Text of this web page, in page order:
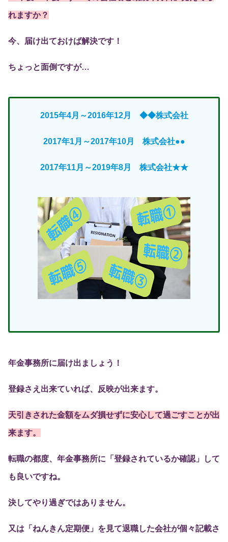
れますか？
今、届け出ておけば解決です！
ちょっと面倒ですが…
2015年4月～2016年12月 ◆◆株式会社
2017年1月～2017年10月 株式会社●●
2017年11月～2019年8月 株式会社★★
年金事務所に届け出ましょう！
登録さえ出来ていれば、反映が出来ます。
天引きされた金額をムダ損せずに安心して過ごすことが出
来ます。
転職の都度、年金事務所に「登録されているか確認」して
も良いですね。
決してやり過ぎではありません。
又は「ねんきん定期便」を見て退職した会社が個々記載さ